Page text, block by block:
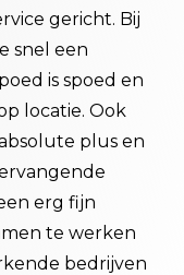
gericht. Bij
snel een
is spoed en
locatie. Ook
plus en
erg fijn
te werken
bedrijven